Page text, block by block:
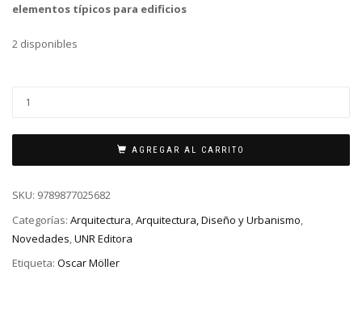
elementos típicos para edificios
2 disponibles
AGREGAR AL CARRITO
SKU: 9789877025682
Categorías: Arquitectura Arquitectura, Diseño y Urbanismo
Novedades UNR Editora
Etiqueta: Oscar Möller